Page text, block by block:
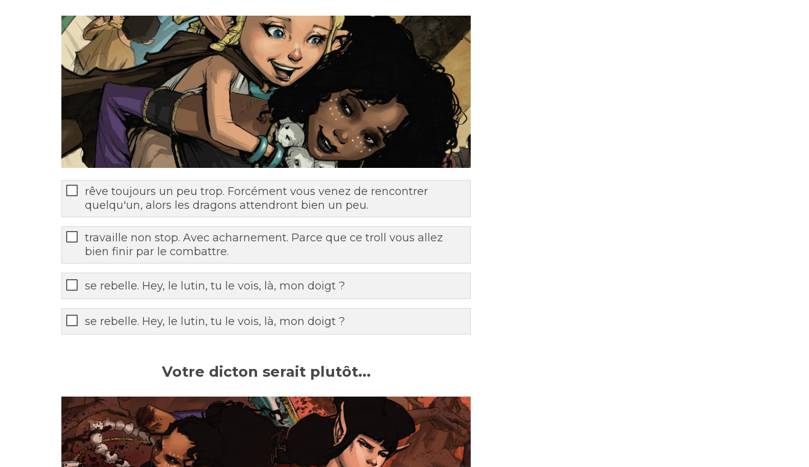
rêve toujours un peu trop. Forcément vous venez de rencontrer
quelqu'un, alors les dragons attendront bien un peu.
travaille non stop. Avec acharnement. Parce que ce troll vous allez
bien finir par le combattre.
se rebelle. Hey, le lutin, tu le vois, là, mon doigt ?
se rebelle. Hey, le lutin, tu le vois, là, mon doigt ?
Votre dicton serait plutôt...